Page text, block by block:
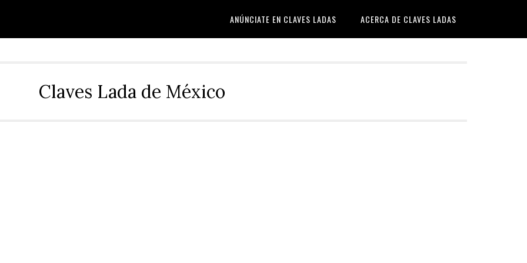
ANÚNCIATE EN CLAVES LADAS ACERCA DE CLAVES LADAS
Claves Lada de México